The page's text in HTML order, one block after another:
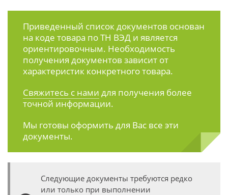
Приведенный список документов основан
на коде товара по ТН ВЭД и является
ориентировочным. Необходимость
получения документов зависит от
характеристик конкретного товара.
Свяжитесь с нами для получения более
точной информации.
Мы готовы оформить для Вас все эти
документы.
Следующие документы требуются редко
или только при выполнении